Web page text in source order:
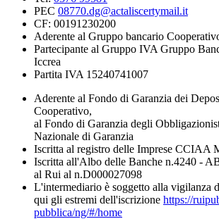
PEC 08770.dg@actaliscertymail.it
CF: 00191230200
Aderente al Gruppo bancario
Partecipante al Gruppo IVA Gruppo
Iccrea
Partita IVA 15240741007
Aderente al Fondo di Garanzia dei
Cooperativo,
al Fondo di Garanzia degli
Nazionale di Garanzia
Iscritta al registro delle Imprese CCIAA
Iscritta all'Albo delle Banche n.4240 -
al Rui al n.D000027098
L'intermediario è soggetto alla vigilanza
qui gli estremi dell'iscrizione https://
pubblica/ng/#/home